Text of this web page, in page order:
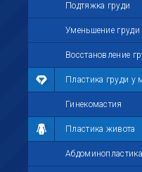
Подтяжка груди
Уменьшение груди
Восстановление
Пластика груди у
Гинекомастия
Пластика живота
Абдоминопластика